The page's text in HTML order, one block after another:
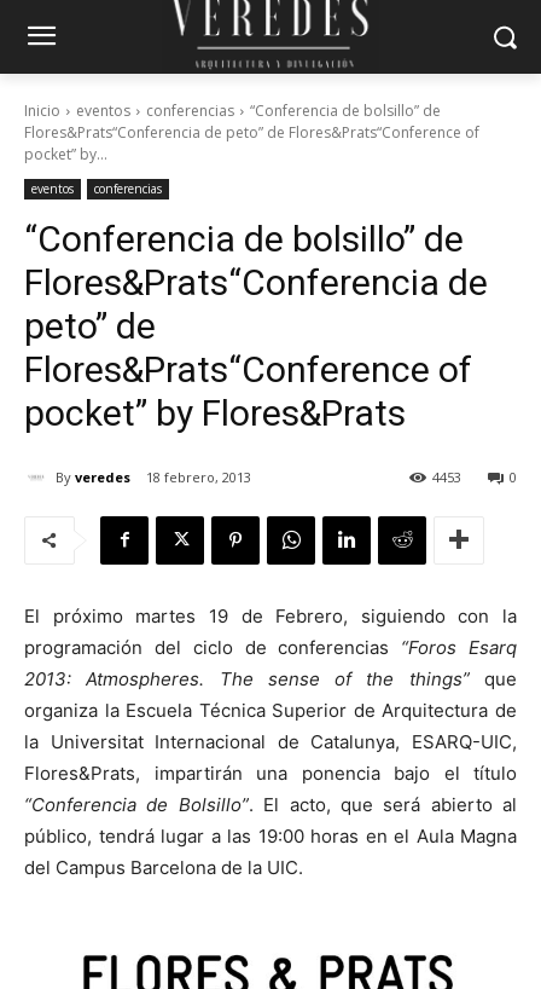
Inicio eventos conferencias
“Conferencia de bolsillo” de
Flores&Prats“Conferencia de peto” de Flores&Prats“Conference of
pocket” by...
eventos conferencias
“Conferencia de bolsillo” de
Flores&Prats“Conferencia de
peto” de
Flores&Prats“Conference of
pocket” by Flores&Prats
By veredes 18 febrero, 2013 0
4453
El próximo martes 19 de Febrero, siguiendo con la
programación del ciclo de conferencias “Foros Esarq
2013: Atmospheres. The sense of the things”que
organiza la Escuela Técnica Superior de Arquitectura de
la Universitat Internacional de Catalunya, ESARQ-UIC,
Flores&Prats, impartirán una ponencia bajo el título
“Conferencia de Bolsillo”. El acto, que será abierto al
público, tendrá lugar a las 19:00 horas en el Aula Magna
del Campus Barcelona de la UIC.